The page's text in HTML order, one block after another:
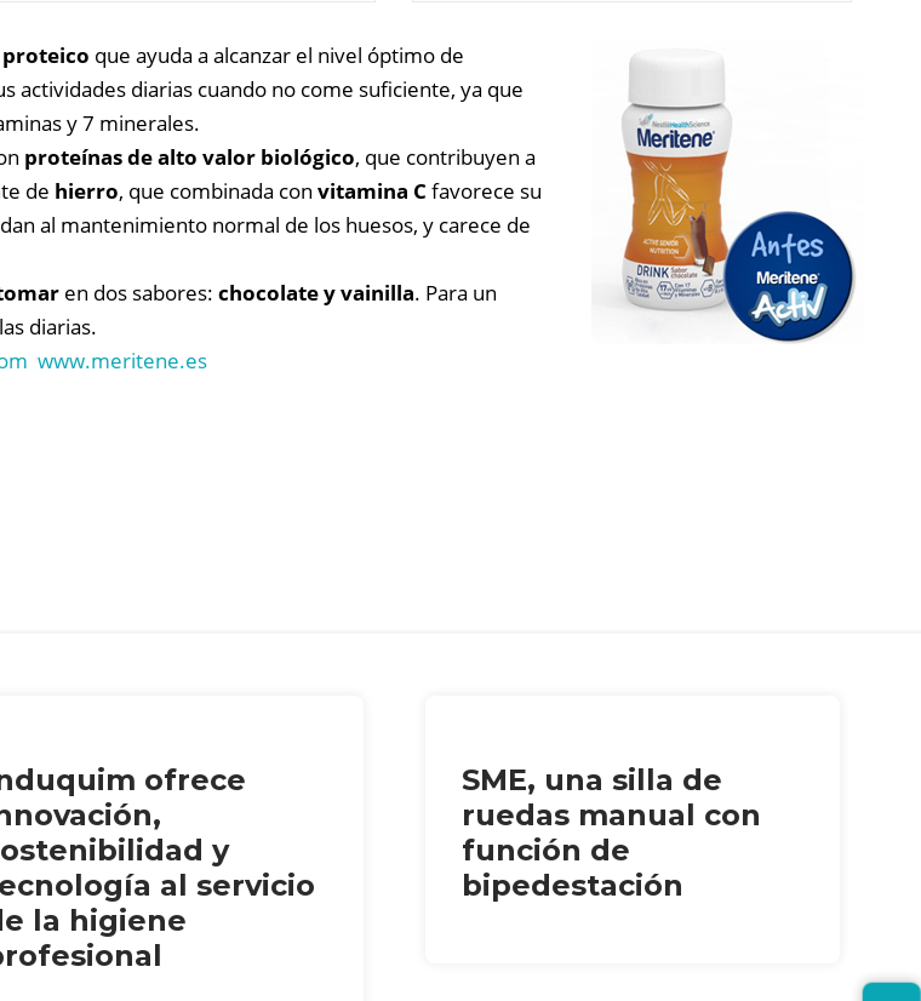
que ayuda a alcanzar el nivel óptimo de
actividades diarias cuando no come suficiente, ya que
y 7 minerales.
proteínas de alto valor biológico, que contribuyen a
de hierro, que combinada con vitamina C favorece su
al mantenimiento normal de los huesos, y carece de
en dos sabores: chocolate y vainilla. Para un
diarias.
www.meritene.es
ofrece
y
al servicio
la higiene
SME, una silla de
ruedas manual con
función de
bipedestación